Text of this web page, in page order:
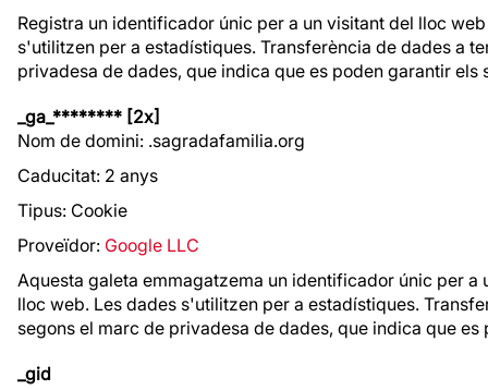
Registra un identificador únic per a un visitant del lloc
s'utilitzen per a estadístiques. Transferència de dades a
privadesa de dades, que indica que es poden garantir els
_ga_******** [2x]
Nom de domini: .sagradafamilia.org
Caducitat: 2 anys
Tipus: Cookie
Proveïdor: Google LLC
Aquesta galeta emmagatzema un identificador únic per
lloc web. Les dades s'utilitzen per a estadístiques.
segons el marc de privadesa de dades, que indica que
_gid